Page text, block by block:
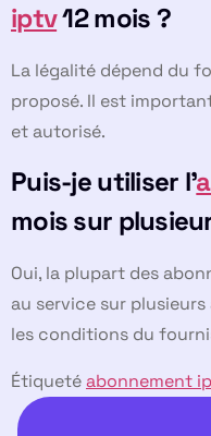
iptv12 mois ?
La légalité dépend du
proposé. Il est
et autorisé.
Puis-je utiliser l’
mois sur
Oui, la plupart des
au service sur
les conditions du
Étiquetéabonnement